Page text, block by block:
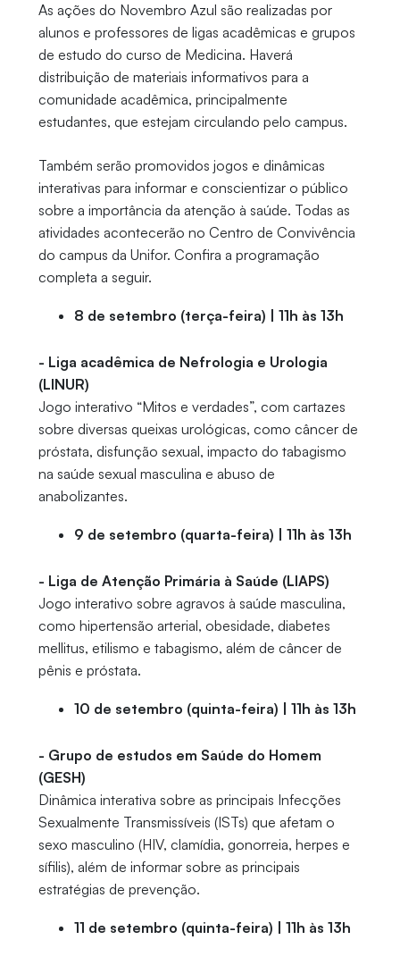
As ações do Novembro Azul são realizadas por
alunos e professores de ligas acadêmicas e grupos
de estudo do curso de Medicina. Haverá
distribuição de materiais informativos para a
comunidade acadêmica, principalmente
estudantes, que estejam circulando pelo campus.
Também serão promovidos jogos e dinâmicas
interativas para informar e conscientizar o público
sobre a importância da atenção à saúde. Todas as
atividades acontecerão no Centro de Convivência
do campus da Unifor. Confira a programação
completa a seguir.
8 de setembro (terça-feira) | 11h às 13h
- Liga acadêmica de Nefrologia e Urologia
(LINUR)
Jogo interativo “Mitos e verdades”, com cartazes
sobre diversas queixas urológicas, como câncer de
próstata, disfunção sexual, impacto do tabagismo
na saúde sexual masculina e abuso de
anabolizantes.
9 de setembro (quarta-feira) | 11h às 13h
- Liga de Atenção Primária à Saúde (LIAPS)
Jogo interativo sobre agravos à saúde masculina,
como hipertensão arterial, obesidade, diabetes
mellitus, etilismo e tabagismo, além de câncer de
pênis e próstata.
10 de setembro (quinta-feira) | 11h às 13h
- Grupo de estudos em Saúde do Homem
(GESH)
Dinâmica interativa sobre as principais Infecções
Sexualmente Transmissíveis (ISTs) que afetam o
sexo masculino (HIV, clamídia, gonorreia, herpes e
sífilis), além de informar sobre as principais
estratégias de prevenção.
11 de setembro (quinta-feira) | 11h às 13h